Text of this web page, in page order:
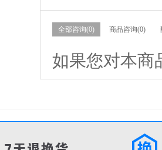
全部咨询(0) 商品咨询(0)
如果您对本商